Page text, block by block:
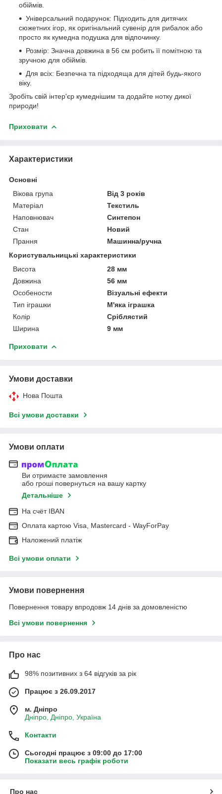
обіймів.
Універсальний подарунок: Підходить для дитячих
сюжетних ігор, як оригінальний сувенір для рибалок або
просто як кумедна подушка для відпочинку.
Розмір: Значна довжина в 56 см робить її помітною та
зручною для обіймів.
Для всіх: Безпечна та підходяща для дітей будь-якого
віку.
Зробіть свій інтер'єр кумеднішим та додайте нотку дикої
природи!
Приховати
Характеристики
Основні
Вікова група
Від 3 років
Матеріал
Текстиль
Наповнювач
Синтепон
Стан
Новий
Прання
Машинна/ручна
Користувальницькі характеристики
Висота
28 мм
Довжина
56 мм
Особености
Візуальні ефекти
Тип іграшки
М'яка іграшка
Колір
Сріблястий
Ширина
9 мм
Приховати
Умови доставки
Нова Пошта
Всі умови доставки
Умови оплати
Ви отримаєте замовлення
або гроші повернуться на вашу картку
Детальніше
На cчёт IBAN
Оплата картою Visa, Mastercard - WayForPay
Наложений платіж
Всі умови оплати
Умови повернення
Повернення товару впродовж 14 днів за домовленістю
Всі умови повернення
Про нас
98% позитивних з 64 відгуків за рік
Працює з 26.09.2017
м. Дніпро
Дніпро, Дніпро, Україна
Контакти
Сьогодні працює з 09:00 до 17:00
Показати весь графік роботи
Про нас